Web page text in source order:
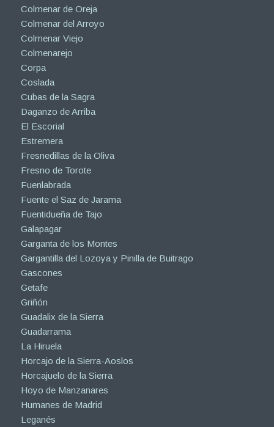
Colmenar de Oreja
Colmenar del Arroyo
Colmenar Viejo
Colmenarejo
Corpa
Coslada
Cubas de la Sagra
Daganzo de Arriba
El Escorial
Estremera
Fresnedillas de la Oliva
Fresno de Torote
Fuenlabrada
Fuente el Saz de Jarama
Fuentidueña de Tajo
Galapagar
Garganta de los Montes
Gargantilla del Lozoya y Pinilla de Buitrago
Gascones
Getafe
Griñón
Guadalix de la Sierra
Guadarrama
La Hiruela
Horcajo de la Sierra-Aoslos
Horcajuelo de la Sierra
Hoyo de Manzanares
Humanes de Madrid
Leganés